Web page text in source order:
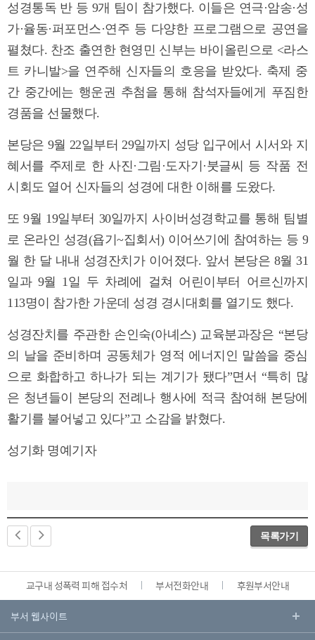
성경통독 반 등 9개 팀이 참가했다. 이들은 연극·암송·성
가·율동·퍼포먼스·연주 등 다양한 프로그램으로 공연을
펼쳤다. 찬조 출연한 현영민 신부는 바이올린으로 <라스
트 카니발>을 연주해 신자들의 호응을 받았다. 축제 중
간 중간에는 행운권 추첨을 통해 참석자들에게 푸짐한
경품을 선물했다.
본당은 9월 22일부터 29일까지 성당 입구에서 시서와 지
혜서를 주제로 한 사진·그림·도자기·붓글씨 등 작품 전
시회도 열어 신자들의 성경에 대한 이해를 도왔다.
또 9월 19일부터 30일까지 사이버성경학교를 통해 팀별
로 온라인 성경(욥기~집회서) 이어쓰기에 참여하는 등 9
월 한 달 내내 성경잔치가 이어졌다. 앞서 본당은 8월 31
일과 9월 1일 두 차례에 걸쳐 어린이부터 어르신까지
113명이 참가한 가운데 성경 경시대회를 열기도 했다.
성경잔치를 주관한 손인숙(아녜스) 교육분과장은 “본당
의 날을 준비하며 공동체가 영적 에너지인 말씀을 중심
으로 화합하고 하나가 되는 계기가 됐다”면서 “특히 많
은 청년들이 본당의 전례나 행사에 적극 참여해 본당에
활기를 불어넣고 있다”고 소감을 밝혔다.
성기화 명예기자
목록가기
교구내 성폭력 피해 접수처 부서전화안내 후원부서안내